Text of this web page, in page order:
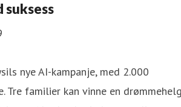
suksess
nye AI-kampanje, med 2.000
Tre familier kan vinne en